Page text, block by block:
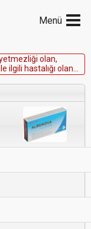
Menü
etmez iği o an,
e i gi i hasta ığı o an
ontrendikedir.